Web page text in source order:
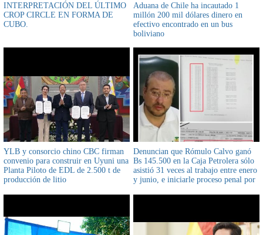
INTERPRETACIÓN DEL ÚLTIMO
CROP CIRCLE EN FORMA DE
CUBO.
Aduana de Chile ha incautado 1
millón 200 mil dólares dinero en
efectivo encontrado en un bus
boliviano
YLB y consorcio chino CBC firman
convenio para construir en Uyuni una
Planta Piloto de EDL de 2.500 t de
producción de litio
Denuncian que Rómulo Calvo ganó
Bs 145.500 en la Caja Petrolera sólo
asistió 31 veces al trabajo entre enero
y junio, e iniciarle proceso penal por